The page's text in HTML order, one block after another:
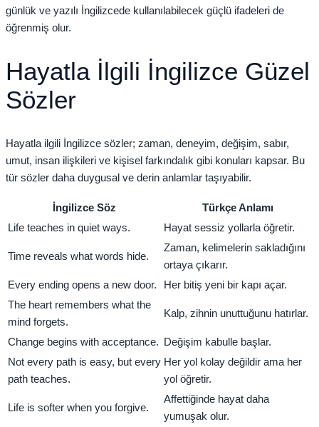
günlük ve yazılı İngilizcede kullanılabilecek güçlü ifadeleri de
öğrenmiş olur.
Hayatla İlgili İngilizce Güzel
Sözler
Hayatla ilgili İngilizce sözler; zaman, deneyim, değişim, sabır,
umut, insan ilişkileri ve kişisel farkındalık gibi konuları kapsar. Bu
tür sözler daha duygusal ve derin anlamlar taşıyabilir.
İngilizce Söz
Türkçe Anlamı
Life teaches in quiet ways.
Hayat sessiz yollarla öğretir.
Time reveals what words hide.
Zaman, kelimelerin sakladığını
ortaya çıkarır.
Every ending opens a new door.
Her bitiş yeni bir kapı açar.
The heart remembers what the
mind forgets.
Kalp, zihnin unuttuğunu hatırlar.
Change begins with acceptance. Değişim kabulle başlar.
Not every path is easy, but every
path teaches.
Her yol kolay değildir ama her
yol öğretir.
Life is softer when you forgive.
Affettiğinde hayat daha
yumuşak olur.